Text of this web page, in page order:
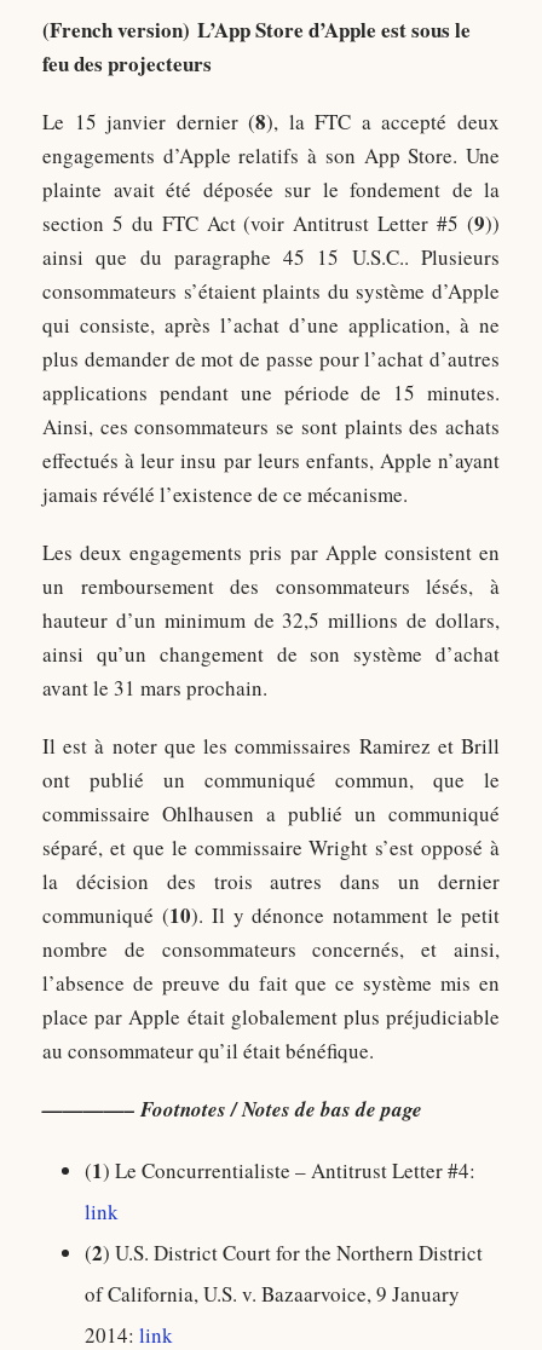
(French version) L’App Store d’Apple est sous le
feu des projecteurs
Le 15 janvier dernier (8), la FTC a accepté deux
engagements d’Apple relatifs à son App Store. Une
plainte avait été déposée sur le fondement de la
section 5 du FTC Act (voir Antitrust Letter #5 (9))
ainsi que du paragraphe 45 15 U.S.C.. Plusieurs
consommateurs s’étaient plaints du système d’Apple
qui consiste, après l’achat d’une application, à ne
plus demander de mot de passe pour l’achat d’autres
applications pendant une période de 15 minutes.
Ainsi, ces consommateurs se sont plaints des achats
effectués à leur insu par leurs enfants, Apple n’ayant
jamais révélé l’existence de ce mécanisme.
Les deux engagements pris par Apple consistent en
un remboursement des consommateurs lésés, à
hauteur d’un minimum de 32,5 millions de dollars,
ainsi qu’un changement de son système d’achat
avant le 31 mars prochain.
Il est à noter que les commissaires Ramirez et Brill
ont publié un communiqué commun, que le
commissaire Ohlhausen a publié un communiqué
séparé, et que le commissaire Wright s’est opposé à
la décision des trois autres dans un dernier
communiqué (10). Il y dénonce notamment le petit
nombre de consommateurs concernés, et ainsi,
l’absence de preuve du fait que ce système mis en
place par Apple était globalement plus préjudiciable
au consommateur qu’il était bénéfique.
————– Footnotes / Notes de bas de page
(1) Le Concurrentialiste – Antitrust Letter #4:
link
(2) U.S. District Court for the Northern District
of California, U.S. v. Bazaarvoice, 9 January
2014: link